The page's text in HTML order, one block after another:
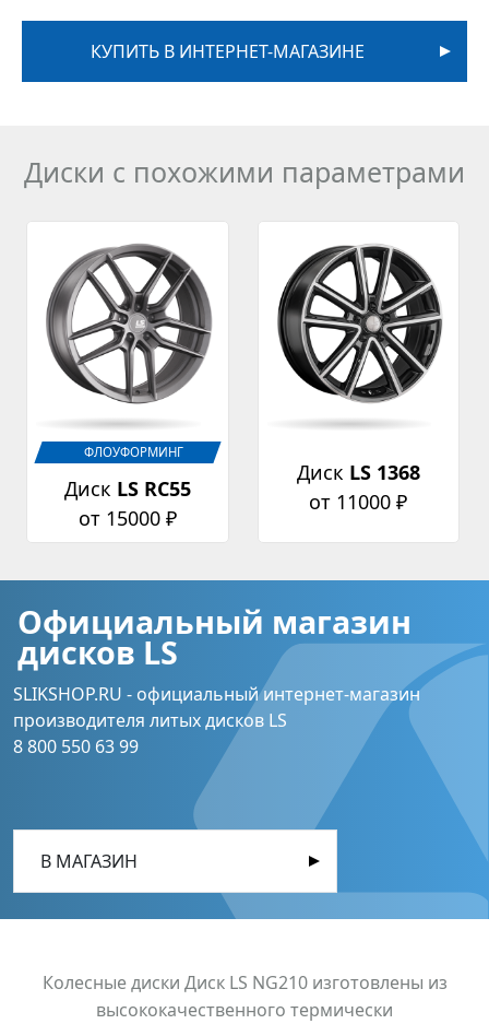
КУПИТЬ В ИНТЕРНЕТ-МАГАЗИНЕ
Диски с похожими параметрами
ФЛОУФОРМИНГ
Диск LS RC55
от 15000 ₽
Диск LS 1368
от 11000 ₽
Официальный магазин
дисков LS
SLIKSHOP.RU - официальный интернет-магазин
производителя литых дисков LS
8 800 550 63 99
В МАГАЗИН
Колесные диски Диск LS NG210 изготовлены из
высококачественного термически